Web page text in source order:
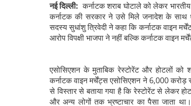
नई दिल्ली: कर्नाटक शराब घोटाले को लेकर
कर्नाटक की सरकार ने उसे मिले जनादेश के साथ
सदस्य सुधांशु त्रिवेदी ने कहा कि कर्नाटक वाइन
आरोप विपक्षी भाजपा ने नहीं बल्कि कर्नाटक वाइन
एसोसिएशन के मुताबिक रेस्टोरेंट और होटलों को
कर्नाटक वाइन मर्चेंट्स एसोसिएशन ने 6,000
से विस्तार से बताया गया है कि रेस्टोरेंट से लेकर
और अन्य लोगों तक भ्रष्टाचार का पैसा जाता